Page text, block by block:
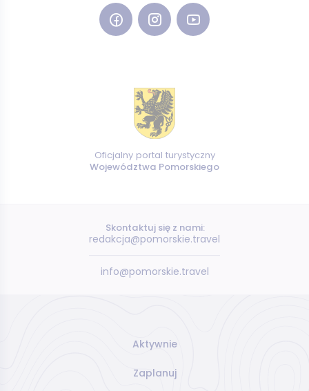
Oficjalny portal turystyczny
Województwa Pomorskiego
Skontaktuj się z nami:
redakcja@pomorskie.travel
info@pomorskie.travel
Aktywnie
Zaplanuj